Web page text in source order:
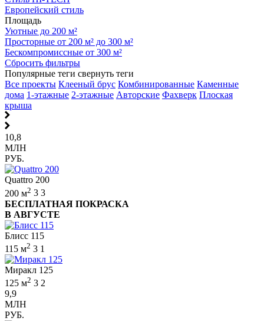
Европейский стиль
Площадь
Уютные до 200 м²
Просторные от 200 м² до 300 м²
Бескомпромиссные от 300 м²
Сбросить фильтры
Популярные теги свернуть теги
Все проекты Клееный брус Комбинированные Каменные
дома 1-этажные 2-этажные Авторские Фахверк Плоская
крыша
10,8
МЛН
РУБ.
Quattro 200
200 м2 3 3
БЕСПЛАТНАЯ ПОКРАСКА
В АВГУСТЕ
Блисс 115
115 м2 3 1
Миракл 125
125 м2 3 2
9,9
МЛН
РУБ.